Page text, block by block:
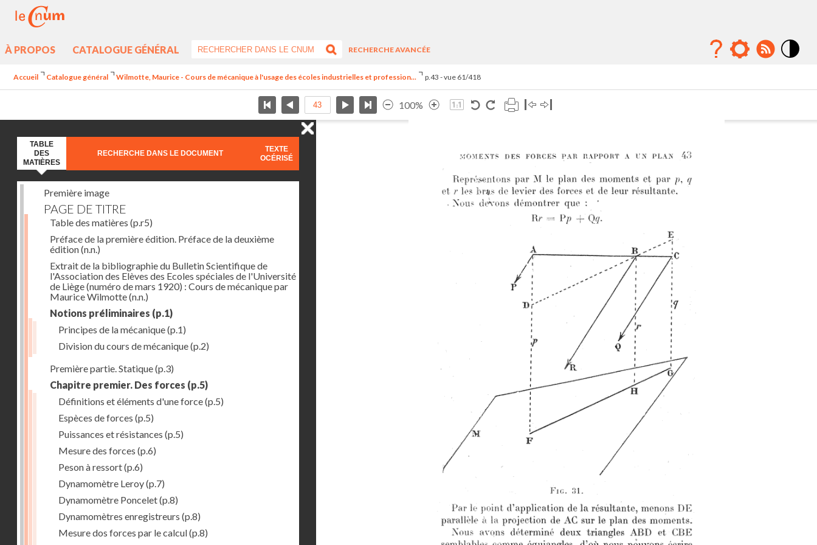
À PROPOS CATALOGUE GÉNÉRAL
RECHERCHE AVANCÉE
Accueil Catalogue général Wilmotte, Maurice - Cours de mécanique à l'usage des écoles industrielles et profession... p.43 - vue 61/418
100%
TABLE
DES
MATIÈRES
RECHERCHE DANS LE DOCUMENT
TEXTE
OCÉRISÉ
Première image
PAGE DE TITRE
Table des matières (p.r5)
Préface de la première édition. Préface de la deuxième
édition(n.n.)
Extrait de la bibliographie du Bulletin Scientifique de
l'Association des Elèves des Ecoles spéciales de l'Université
de Liège (numéro de mars 1920) : Cours de mécanique par
Maurice Wilmotte(n.n.)
Notions préliminaires (p.1)
Principes de la mécanique(p.1)
Division du cours de mécanique(p.2)
Première partie. Statique(p.3)
Chapitre premier. Des forces (p.5)
Définitions et éléments d'une force(p.5)
Espèces de forces (p.5)
Puissances et résistances (p.5)
Mesure des forces (p.6)
Peson à ressort(p.6)
Dynamomètre Leroy(p.7)
Dynamomètre Poncelet(p.8)
Dynamomètres enregistreurs (p.8)
Mesure dos forces par le calcul(p.8)